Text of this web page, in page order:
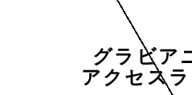
グラビア
アクセス